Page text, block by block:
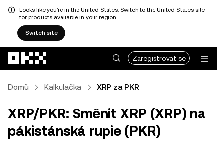
Looks like you're in the United States. Switch to the United States site
for products available in your region.
Switch site
Zaregistrovat se
Domů Kalkulačka XRP za PKR
XRP/PKR: Směnit XRP (XRP) na
pákistánská rupie (PKR)